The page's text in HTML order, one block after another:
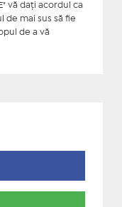
vă daţi acordul ca
mai sus să fie
de a vă